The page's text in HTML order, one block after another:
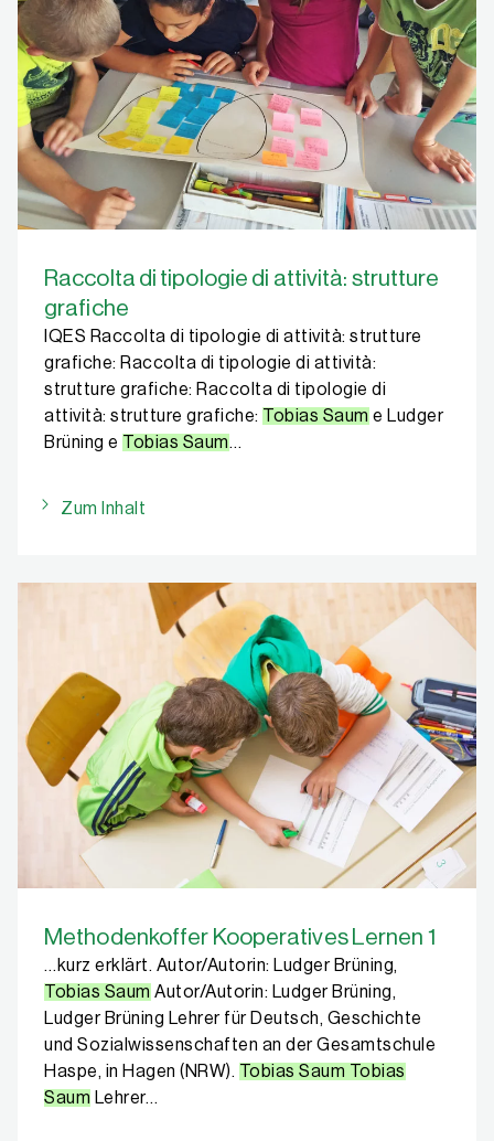
Raccolta di tipologie di attività: strutture
grafiche
IQES Raccolta di tipologie di attività: strutture
grafiche: Raccolta di tipologie di attività:
strutture grafiche: Raccolta di tipologie di
attività: strutture grafiche: Tobias Saum e Ludger
Brüning e Tobias Saum…
Zum Inhalt
Methodenkoffer Kooperatives Lernen 1
…kurz erklärt. Autor/Autorin: Ludger Brüning,
Tobias Saum Autor/Autorin: Ludger Brüning,
Ludger Brüning Lehrer für Deutsch, Geschichte
und Sozialwissenschaften an der Gesamtschule
Haspe, in Hagen (NRW). Tobias Saum Tobias
Saum Lehrer…